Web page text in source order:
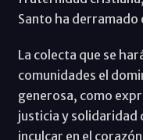
Santo ha derramado
La colecta que se
comunidades el
generosa, como
justicia y solidaridad
inculcar en el